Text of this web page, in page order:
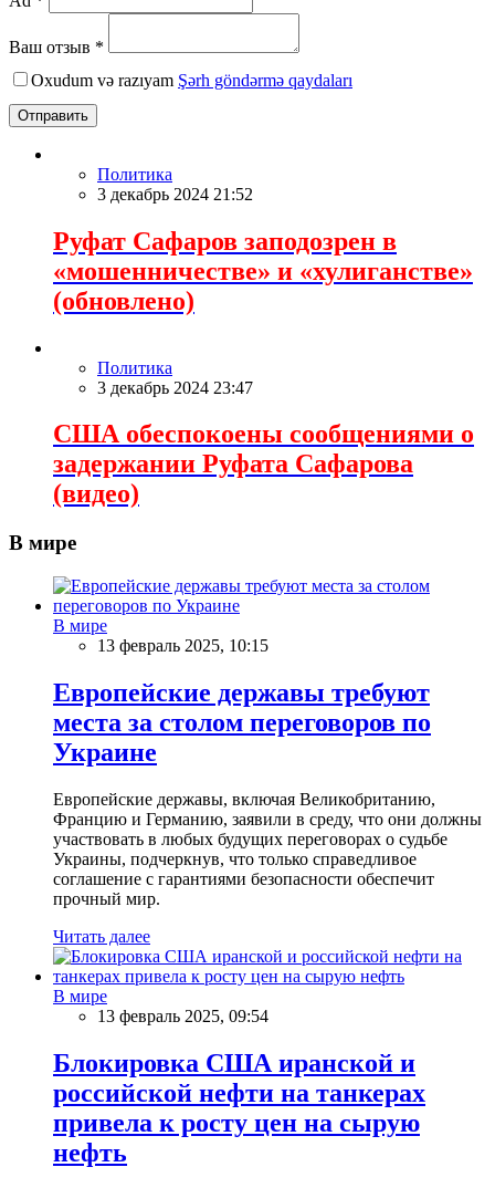
Ваш отзыв *
Oxudum və razıyam Şərh göndərmə qaydaları
Отправить
Политика
3 декабрь 2024 21:52
Руфат Сафаров заподозрен в
«мошенничестве» и «хулиганстве»
(обновлено)
Политика
3 декабрь 2024 23:47
США обеспокоены сообщениями о
задержании Руфата Сафарова
(видео)
В мире
В мире
13 февраль 2025, 10:15
Европейские державы требуют
места за столом переговоров по
Украине
Европейские державы, включая Великобританию,
Францию и Германию, заявили в среду, что они должны
участвовать в любых будущих переговорах о судьбе
Украины, подчеркнув, что только справедливое
соглашение с гарантиями безопасности обеспечит
прочный мир.
Читать далее
В мире
13 февраль 2025, 09:54
Блокировка США иранской и
российской нефти на танкерах
привела к росту цен на сырую
нефть